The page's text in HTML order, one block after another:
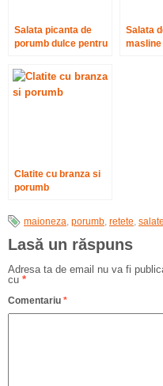
Salata picanta de
porumb dulce pentru
Salata
Clatite cu branza si
porumb
maioneza, porumb, retete, salate
Lasă un răspuns
Adresa ta de email nu va fi
cu *
Comentariu *